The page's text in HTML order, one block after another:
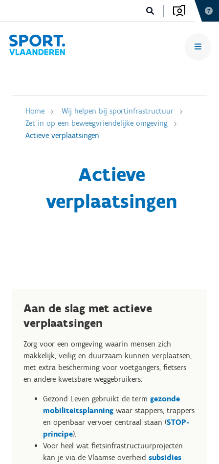
Home
Wij helpen bij sportinfrastructuur
Zet in op een beweegvriendelijke omgeving
Actieve verplaatsingen
Actieve
verplaatsingen
Aan de slag met actieve
verplaatsingen
Zorg voor een omgeving waarin mensen zich
makkelijk, veilig en duurzaam kunnen verplaatsen,
met extra bescherming voor voetgangers, fietsers
en andere kwetsbare weggebruikers:
Gezond Leven gebruikt de term gezonde
mobiliteitsplanning waar stappers, trappers
en openbaar vervoer centraal staan (STOP-
principe).
Voor heel wat fietsinfrastructuurprojecten
kan je via de Vlaamse overheid subsidies